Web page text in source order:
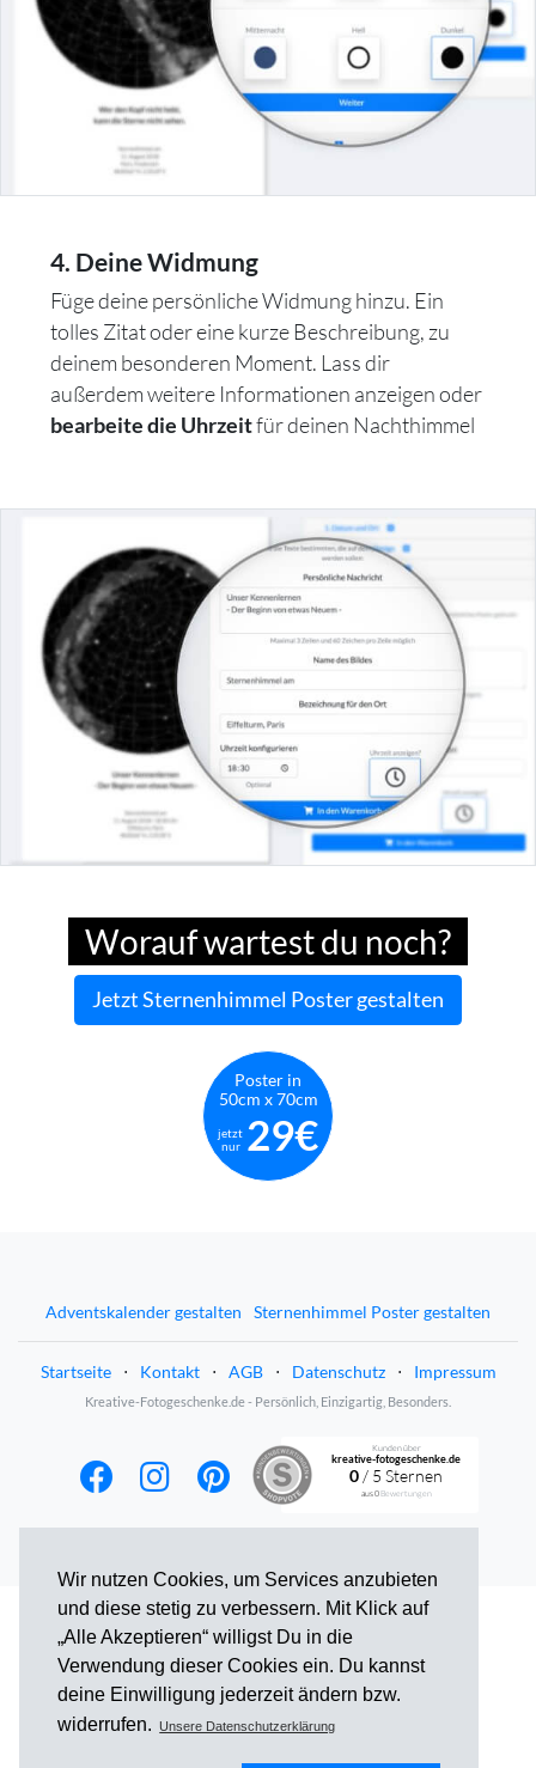
Wir nutzen Cookies, um Services anzubieten
und diese stetig zu verbessern. Mit Klick auf
„Alle Akzeptieren“ willigst Du in die
Verwendung dieser Cookies ein. Du kannst
deine Einwilligung jederzeit ändern bzw.
widerrufen.
Unsere Datenschutzerklärung
4. Deine Widmung
Füge deine persönliche Widmung hinzu. Ein
tolles Zitat oder eine kurze Beschreibung, zu
deinem besonderen Moment. Lass dir
außerdem weitere Informationen anzeigen oder
bearbeite die Uhrzeitfür deinen Nachthimmel
Worauf wartest du noch?
Jetzt Sternenhimmel Poster gestalten
Poster in
50cm x 70cm
jetzt
nur 29€
Adventskalender gestalten Sternenhimmel Poster gestalten
Startseite ⋅ Kontakt ⋅ AGB ⋅ Datenschutz ⋅ Impressum
Kreative-Fotogeschenke.de - Persönlich, Einzigartig, Besonders.
Kunden über
kreative-fotogeschenke.de
0 / 5 Sternen
aus0Bewertungen